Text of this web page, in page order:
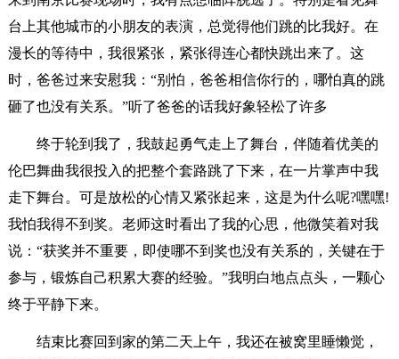
台上其他城市的小朋友的表演，总觉得他们跳的比我好。在
漫长的等待中，我很紧张，紧张得连心都快跳出来了。这
时，爸爸过来安慰我：“别怕，爸爸相信你行的，哪怕真的跳
砸了也没有关系。”听了爸爸的话我好象轻松了许多
终于轮到我了，我鼓起勇气走上了舞台，伴随着优美的
伦巴舞曲我很投入的把整个套路跳了下来，在一片掌声中我
走下舞台。可是放松的心情又紧张起来，这是为什么呢?嘿嘿!
我怕我得不到奖。老师这时看出了我的心思，他微笑着对我
说：“获奖并不重要，即使哪不到奖也没有关系的，关键在于
参与，锻炼自己积累大赛的经验。”我明白地点点头，一颗心
终于平静下来。
结束比赛回到家的第二天上午，我还在被窝里睡懒觉，